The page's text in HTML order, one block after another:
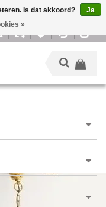
Is dat akkoord?
Ja
»